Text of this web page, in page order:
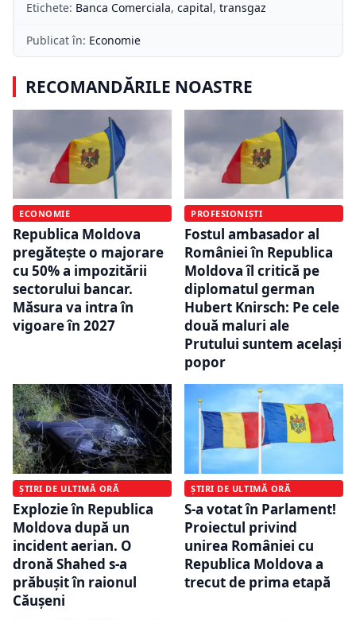
Etichete: Banca Comerciala, capital, transgaz
Publicat în: Economie
RECOMANDĂRILE NOASTRE
ECONOMIE
Republica Moldova
pregătește o majorare
cu 50% a impozitării
sectorului bancar.
Măsura va intra în
vigoare în 2027
PROFESIONIȘTI
Fostul ambasador al
României în Republica
Moldova îl critică pe
diplomatul german
Hubert Knirsch: Pe cele
două maluri ale
Prutului suntem același
popor
ȘTIRI DE ULTIMĂ ORĂ
Explozie în Republica
Moldova după un
incident aerian. O
dronă Shahed s-a
prăbușit în raionul
Căușeni
ȘTIRI DE ULTIMĂ ORĂ
S-a votat în Parlament!
Proiectul privind
unirea României cu
Republica Moldova a
trecut de prima etapă